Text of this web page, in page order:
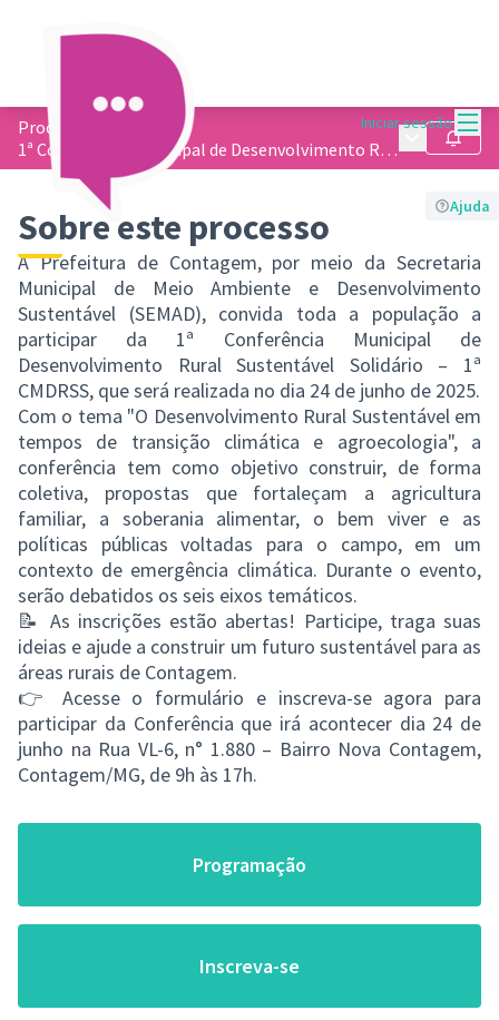
Iniciar sessão
Processos
1ª Conferência Municipal de Desenvolvimento Rural Sustentável Solidário
MenuSeguir
Ajuda
Sobre este processo
A Prefeitura de Contagem, por meio da Secretaria
Municipal de Meio Ambiente e Desenvolvimento
Sustentável (SEMAD), convida toda a população a
participar da 1ª Conferência Municipal de
Desenvolvimento Rural Sustentável Solidário – 1ª
CMDRSS, que será realizada no dia 24 de junho de 2025.
Com o tema "O Desenvolvimento Rural Sustentável em
tempos de transição climática e agroecologia", a
conferência tem como objetivo construir, de forma
coletiva, propostas que fortaleçam a agricultura
familiar, a soberania alimentar, o bem viver e as
políticas públicas voltadas para o campo, em um
contexto de emergência climática. Durante o evento,
serão debatidos os seis eixos temáticos.
📝 As inscrições estão abertas! Participe, traga suas
ideias e ajude a construir um futuro sustentável para as
áreas rurais de Contagem.
👉 Acesse o formulário e inscreva-se agora para
participar da Conferência que irá acontecer dia 24 de
junho na Rua VL-6, n° 1.880 – Bairro Nova Contagem,
Contagem/MG, de 9h às 17h.
Programação
Inscreva-se